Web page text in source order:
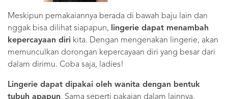
Meskipun pemakaiannya berada di bawah baju lain dan
nggak bisa dilihat siapapun,
lingerie dapat menambah
kepercayaan diri kita. Dengan mengenakan lingerie, akan
memunculkan dorongan kepercayaan diri yang besar dari
dalam dirimu. Coba saja, ladies!
Lingerie dapat dipakai oleh wanita dengan bentuk
tubuh apapun. Sama seperti pakaian dalam lainnya,